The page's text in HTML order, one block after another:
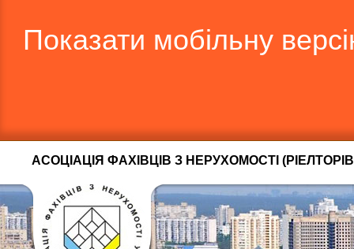
Показати мобільну
АСОЦІАЦІЯ ФАХІВЦІВ З НЕРУХОМОСТІ